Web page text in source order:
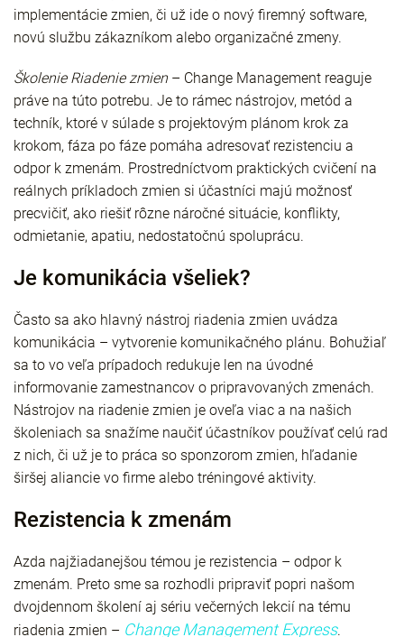
implementácie zmien, či už ide o nový firemný software,
novú službu zákazníkom alebo organizačné zmeny.
Školenie Riadenie zmien– Change Management reaguje
práve na túto potrebu. Je to rámec nástrojov, metód a
techník, ktoré v súlade s projektovým plánom krok za
krokom, fáza po fáze pomáha adresovať rezistenciu a
odpor k zmenám. Prostredníctvom praktických cvičení na
reálnych príkladoch zmien si účastníci majú možnosť
precvičiť, ako riešiť rôzne náročné situácie, konflikty,
odmietanie, apatiu, nedostatočnú spoluprácu.
Je komunikácia všeliek?
Často sa ako hlavný nástroj riadenia zmien uvádza
komunikácia – vytvorenie komunikačného plánu. Bohužiaľ
sa to vo veľa prípadoch redukuje len na úvodné
informovanie zamestnancov o pripravovaných zmenách.
Nástrojov na riadenie zmien je oveľa viac a na našich
školeniach sa snažíme naučiť účastníkov používať celú rad
z nich, či už je to práca so sponzorom zmien, hľadanie
širšej aliancie vo firme alebo tréningové aktivity.
Rezistencia k zmenám
Azda najžiadanejšou témou je rezistencia – odpor k
zmenám. Preto sme sa rozhodli pripraviť popri našom
dvojdennom školení aj sériu večerných lekcií na tému
riadenia zmien – Change Management Express.